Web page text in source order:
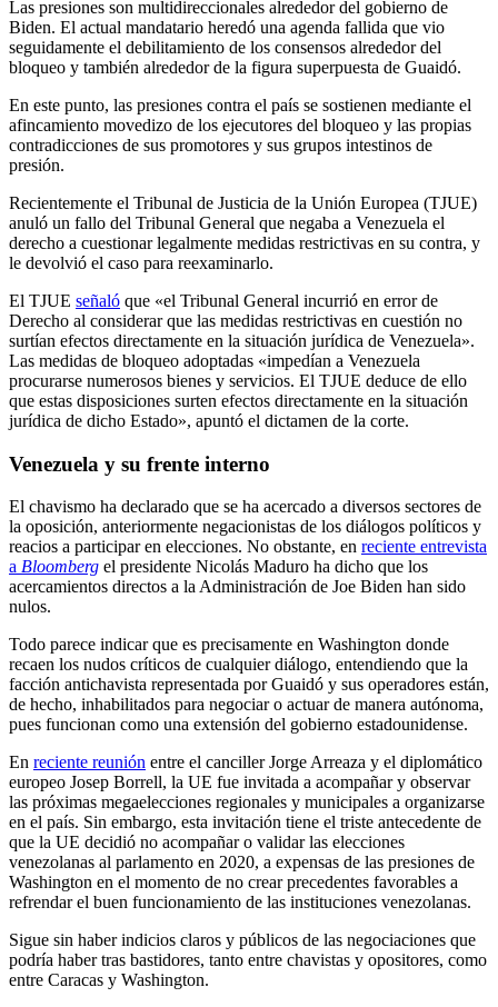
Las presiones son multidireccionales alrededor del gobierno de
Biden. El actual mandatario heredó una agenda fallida que vio
seguidamente el debilitamiento de los consensos alrededor del
bloqueo y también alrededor de la figura superpuesta de Guaidó.
En este punto, las presiones contra el país se sostienen mediante el
afincamiento movedizo de los ejecutores del bloqueo y las propias
contradicciones de sus promotores y sus grupos intestinos de
presión.
Recientemente el Tribunal de Justicia de la Unión Europea (TJUE)
anuló un fallo del Tribunal General que negaba a Venezuela el
derecho a cuestionar legalmente medidas restrictivas en su contra, y
le devolvió el caso para reexaminarlo.
El TJUE señaló que «el Tribunal General incurrió en error de
Derecho al considerar que las medidas restrictivas en cuestión no
surtían efectos directamente en la situación jurídica de Venezuela».
Las medidas de bloqueo adoptadas «impedían a Venezuela
procurarse numerosos bienes y servicios. El TJUE deduce de ello
que estas disposiciones surten efectos directamente en la situación
jurídica de dicho Estado», apuntó el dictamen de la corte.
Venezuela y su frente interno
El chavismo ha declarado que se ha acercado a diversos sectores de
la oposición, anteriormente negacionistas de los diálogos políticos y
reacios a participar en elecciones. No obstante, en reciente entrevista
a Bloomberg el presidente Nicolás Maduro ha dicho que los
acercamientos directos a la Administración de Joe Biden han sido
nulos.
Todo parece indicar que es precisamente en Washington donde
recaen los nudos críticos de cualquier diálogo, entendiendo que la
facción antichavista representada por Guaidó y sus operadores están,
de hecho, inhabilitados para negociar o actuar de manera autónoma,
pues funcionan como una extensión del gobierno estadounidense.
En reciente reunión entre el canciller Jorge Arreaza y el diplomático
europeo Josep Borrell, la UE fue invitada a acompañar y observar
las próximas megaelecciones regionales y municipales a organizarse
en el país. Sin embargo, esta invitación tiene el triste antecedente de
que la UE decidió no acompañar o validar las elecciones
venezolanas al parlamento en 2020, a expensas de las presiones de
Washington en el momento de no crear precedentes favorables a
refrendar el buen funcionamiento de las instituciones venezolanas.
Sigue sin haber indicios claros y públicos de las negociaciones que
podría haber tras bastidores, tanto entre chavistas y opositores, como
entre Caracas y Washington.